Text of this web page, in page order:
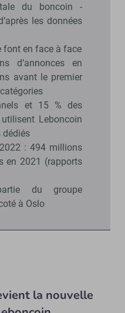
du boncoin -
les données
font en face à face
d’annonces en
avant le premier
et 15 % des
Leboncoin
dédiés
: 494 millions
en 2021 (rapports
du groupe
à Oslo
la nouvelle